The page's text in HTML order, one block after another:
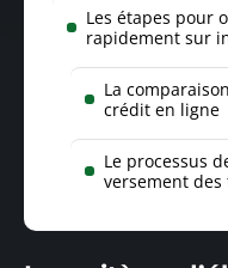
Les étapes pour
rapidement sur
La
crédit en ligne
Le processus
versement des